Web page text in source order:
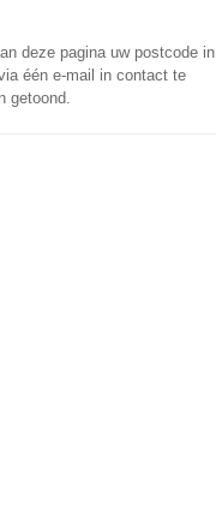
deze pagina uw postcode in
één e-mail in contact te
getoond.